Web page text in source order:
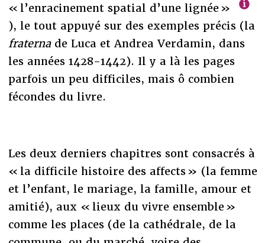
« l’enracinement spatial d’une lignée »
), le tout appuyé sur des exemples précis (la
fraterna de Luca et Andrea Verdamin, dans
les années 1428-1442). Il y a là les pages
parfois un peu difficiles, mais ô combien
fécondes du livre.
Les deux derniers chapitres sont consacrés à
« la difficile histoire des affects » (la femme
et l’enfant, le mariage, la famille, amour et
amitié), aux « lieux du vivre ensemble »
comme les places (de la cathédrale, de la